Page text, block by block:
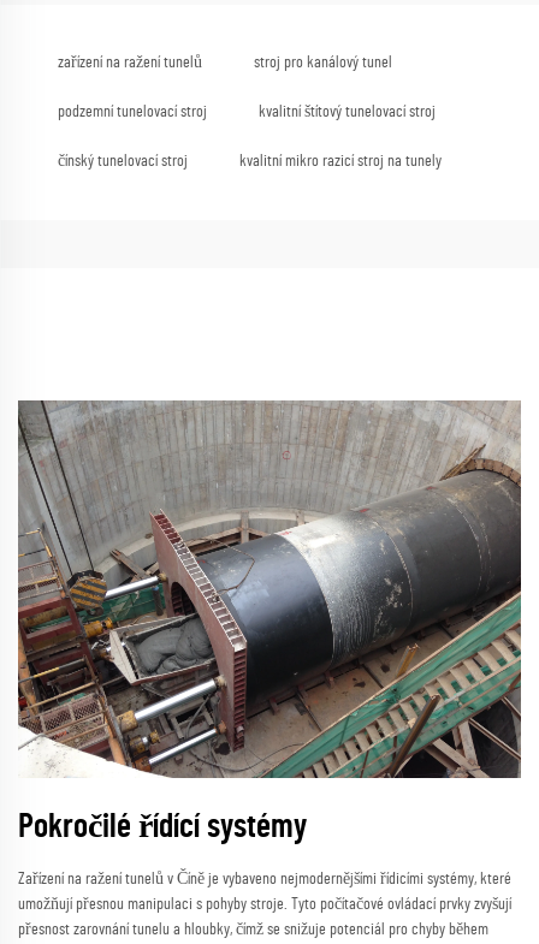
zařízení na ražení tunelů stroj pro kanálový tunel
podzemní tunelovací stroj kvalitní štítový tunelovací stroj
čínský tunelovací stroj kvalitní mikro razicí stroj na tunely
Pokročilé řídící systémy
Zařízení na ražení tunelů v Číně je vybaveno nejmodernějšími řídicími systémy, které
umožňují přesnou manipulaci s pohyby stroje. Tyto počítačové ovládací prvky zvyšují
přesnost zarovnání tunelu a hloubky, čímž se snižuje potenciál pro chyby během